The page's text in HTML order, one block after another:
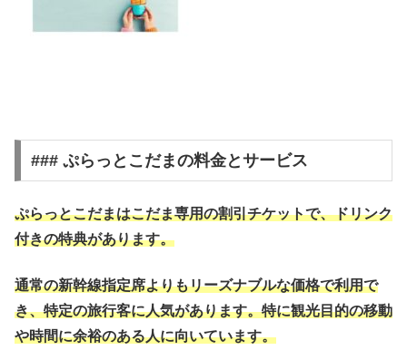
### ぷらっとこだまの料金とサービス
ぷらっとこだまはこだま専用の割引チケットで、ドリンク
付きの特典があります。
通常の新幹線指定席よりもリーズナブルな価格で利用で
き、特定の旅行客に人気があります。特に観光目的の移動
や時間に余裕のある人に向いています。